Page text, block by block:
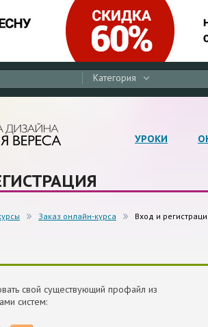
Категория
УРОКИ
Заказ онлайн-курса Вход и
свой существующий профайл из
систем: